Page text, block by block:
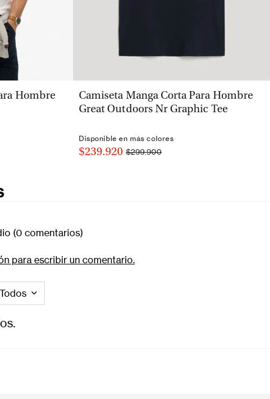
Hombre
VISTA RÁPIDA
Camiseta Manga Corta Para Hombre
Great Outdoors Nr Graphic Tee
Disponible en más colores
$239.920 $299.900
(0 comentarios)
para escribir un comentario.
Todos